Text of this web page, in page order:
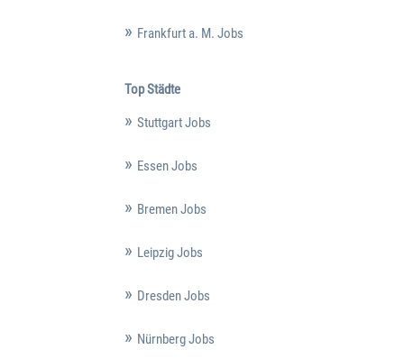
Frankfurt a. M. Jobs
Top Städte
Stuttgart Jobs
Essen Jobs
Bremen Jobs
Leipzig Jobs
Dresden Jobs
Nürnberg Jobs